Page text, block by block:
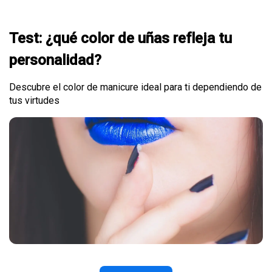
Test: ¿qué color de uñas refleja tu
personalidad?
Descubre el color de manicure ideal para ti dependiendo de
tus virtudes